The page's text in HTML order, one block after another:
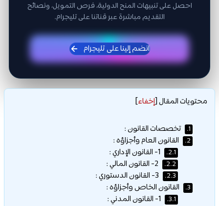
احصل على تنبيهات المنح الدولية، فرص التمويل، ونصائح
التقديم مباشرة عبر قناتنا على تليجرام.
انضم إلينا على تليجرام
محتويات المقال[إخفاء]
1. تخصصات القانون :
2. القانون العام وأجزاؤه :
2.1.
2.2.
2.3.
3. القانون الخاص وأجزاؤه :
3.1.